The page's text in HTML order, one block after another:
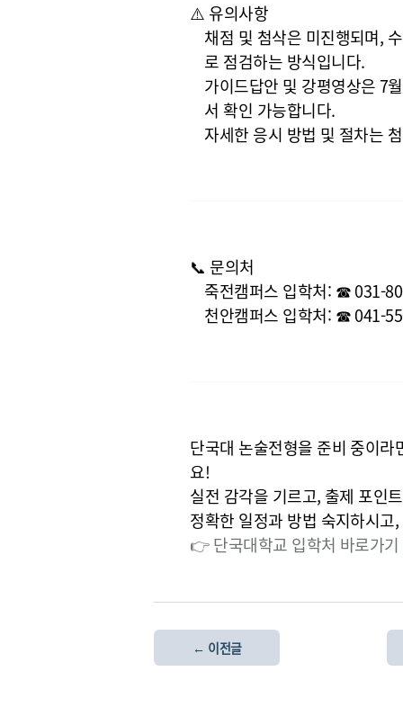
⚠️ 유의사항
채점 및 첨삭은 미진행되며,
로 점검하는 방식입니다.
가이드답안 및 강평영상은 7
서 확인 가능합니다.
자세한 응시 방법 및 절차는
📞 문의처
죽전캠퍼스 입학처: ☎ 031-
천안캠퍼스 입학처: ☎ 041-
단국대 논술전형을 준비 중이
요!
실전 감각을 기르고, 출제 포인
정확한 일정과 방법 숙지하시고
👉단국대학교 입학처 바로가기
← 이전글